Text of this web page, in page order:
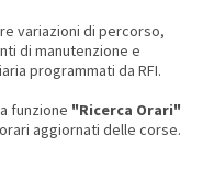
variazioni di percorso,
di manutenzione e
programmati da RFI.
funzione "Ricerca Orari"
aggiornati delle corse.